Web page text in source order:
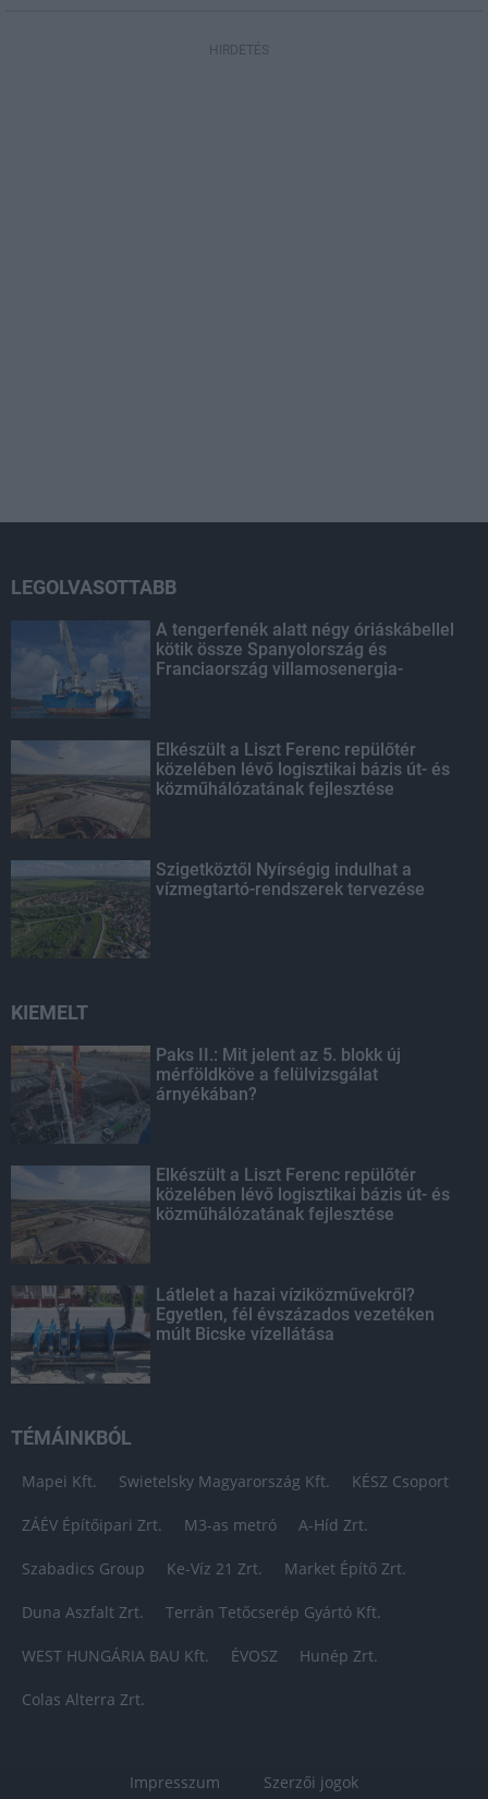
HIRDETÉS
LEGOLVASOTTABB
A tengerfenék alatt négy óriáskábellel
kötik össze Spanyolország és
Franciaország villamosenergia-
Elkészült a Liszt Ferenc repülőtér
közelében lévő logisztikai bázis út- és
közműhálózatának fejlesztése
Szigetköztől Nyírségig indulhat a
vízmegtartó-rendszerek tervezése
KIEMELT
Paks II.: Mit jelent az 5. blokk új
mérföldköve a felülvizsgálat
árnyékában?
Elkészült a Liszt Ferenc repülőtér
közelében lévő logisztikai bázis út- és
közműhálózatának fejlesztése
Látlelet a hazai víziközművekről?
Egyetlen, fél évszázados vezetéken
múlt Bicske vízellátása
TÉMÁINKBÓL
Mapei Kft. Swietelsky Magyarország Kft. KÉSZ Csoport
ZÁÉV Építőipari Zrt. M3-as metró A-Híd Zrt.
Szabadics Group Ke-Víz 21 Zrt. Market Építő Zrt.
Duna Aszfalt Zrt. Terrán Tetőcserép Gyártó Kft.
WEST HUNGÁRIA BAU Kft. ÉVOSZ Hunép Zrt.
Colas Alterra Zrt.
Impresszum
Szerzői jogok